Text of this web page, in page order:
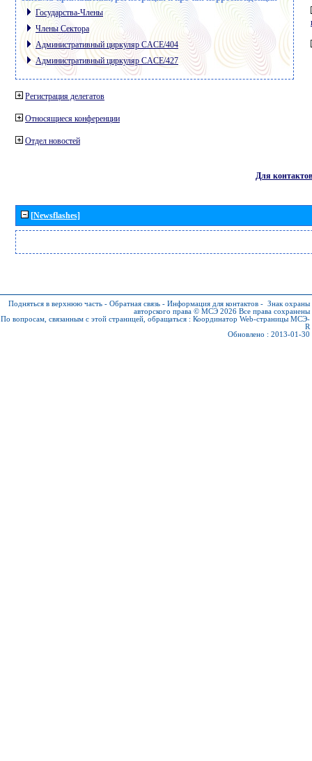
Государства-Члены
Члены Сектора
Административный циркуляр CACE/404
Административный циркуляр CACE/427
Регистрация делегатов
Относящиеся конференции
Отдел новостей
Для контактов
[Newsflashes]
Подняться в верхнюю часть - Обратная связь - Информация для контактов - Знак охраны
авторского права © МСЭ 2026 Все права сохранены
По вопросам, связанным с этой страницей, обращаться : Координатор Web-страницы МСЭ-
R
Обновлено : 2013-01-30